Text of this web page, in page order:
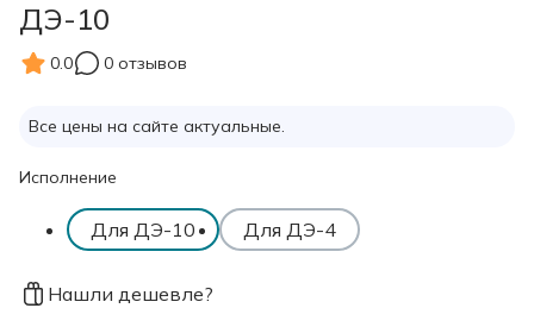
ДЭ-10
0.0 0 отзывов
Все цены на сайте актуальные.
Исполнение
Для ДЭ-10 Для ДЭ-4
Нашли дешевле?